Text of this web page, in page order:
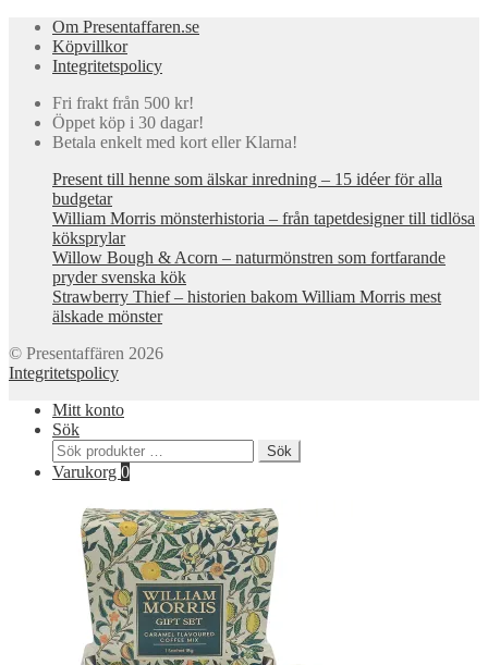
Om Presentaffaren.se
Köpvillkor
Integritetspolicy
Fri frakt från 500 kr!
Öppet köp i 30 dagar!
Betala enkelt med kort eller Klarna!
Present till henne som älskar inredning – 15 idéer för alla
budgetar
William Morris mönsterhistoria – från tapetdesigner till tidlösa
köksprylar
Willow Bough & Acorn – naturmönstren som fortfarande
pryder svenska kök
Strawberry Thief – historien bakom William Morris mest
älskade mönster
© Presentaffären 2026
Integritetspolicy
Mitt konto
Sök
Sök
efter:
Sök
Varukorg 0